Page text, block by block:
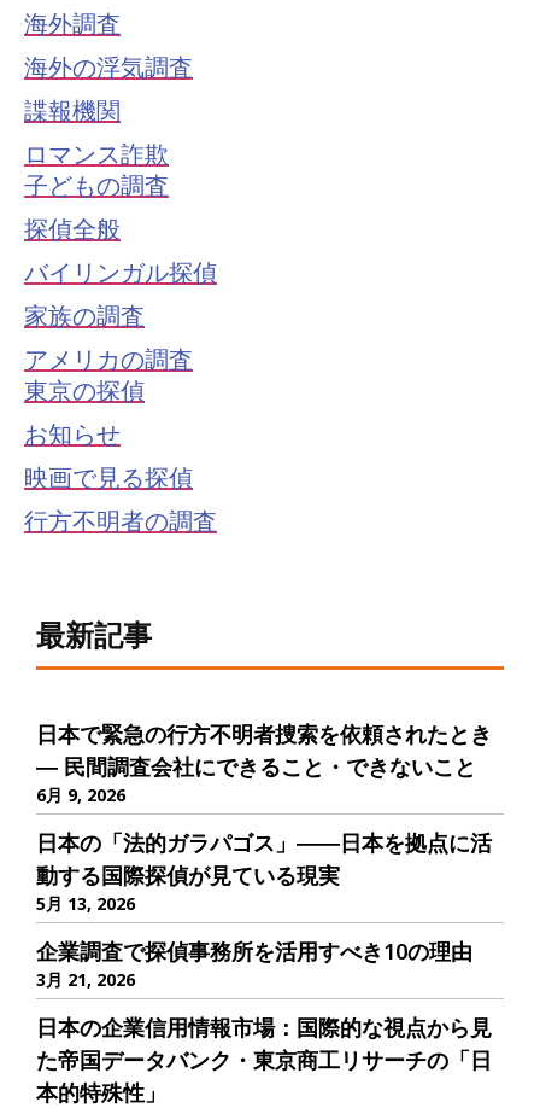
海外調査
海外の浮気調査
諜報機関
ロマンス詐欺
子どもの調査
探偵全般
バイリンガル探偵
家族の調査
アメリカの調査
東京の探偵
お知らせ
映画で見る探偵
行方不明者の調査
最新記事
日本で緊急の行方不明者捜索を依頼されたとき
― 民間調査会社にできること・できないこと
6月 9, 2026
日本の「法的ガラパゴス」――日本を拠点に活
動する国際探偵が見ている現実
5月 13, 2026
企業調査で探偵事務所を活用すべき10の理由
3月 21, 2026
日本の企業信用情報市場：国際的な視点から見
た帝国データバンク・東京商工リサーチの「日
本的特殊性」